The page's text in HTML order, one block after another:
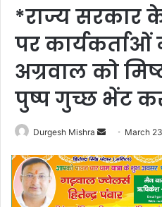
*राज्य सरकार के
पर कार्यकर्ताओं
अग्रवाल को
पुष्प गुच्छ भेंट
Durgesh Mishra
Send
email
March